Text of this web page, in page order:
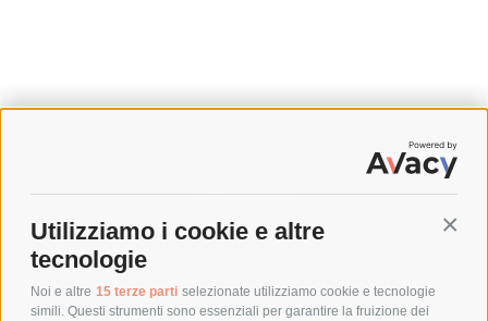
Utilizziamo i cookie e altre
tecnologie
Noi e altre 15 terze parti selezionate utilizziamo cookie e tecnologie
simili. Questi strumenti sono essenziali per garantire la fruizione dei
SPEDIZIONI
COSTI DI SPEDIZIONE
POLITICA DI RESO